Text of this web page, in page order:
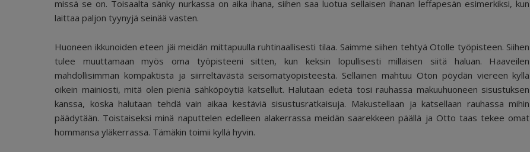
missä se on. Toisaalta sänky nurkassa on aika ihana, siihen saa luotua sellaisen ihanan leffapesän esimerkiksi, kun
laittaa paljon tyynyjä seinää vasten.
Huoneen ikkunoiden eteen jäi meidän mittapuulla ruhtinaallisesti tilaa. Saimme siihen tehtyä Otolle työpisteen. Siihen
tulee muuttamaan myös oma työpisteeni sitten, kun keksin lopullisesti millaisen siitä haluan. Haaveilen
mahdollisimman kompaktista ja siirreltävästä seisomatyöpisteestä. Sellainen mahtuu Oton pöydän viereen kyllä
oikein mainiosti, mitä olen pieniä sähköpöytiä katsellut. Halutaan edetä tosi rauhassa makuuhuoneen sisustuksen
kanssa, koska halutaan tehdä vain aikaa kestäviä sisustusratkaisuja. Makustellaan ja katsellaan rauhassa mihin
päädytään. Toistaiseksi minä naputtelen edelleen alakerrassa meidän saarekkeen päällä ja Otto taas tekee omat
hommansa yläkerrassa. Tämäkin toimii kyllä hyvin.